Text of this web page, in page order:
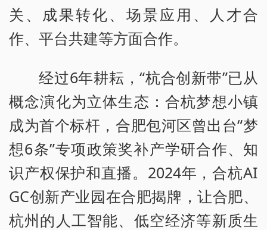
关、成果转化、场景应用、人才合
作、平台共建等方面合作。
经过6年耕耘，“杭合创新带”已从
概念演化为立体生态：合杭梦想小镇
成为首个标杆，合肥包河区曾出台“梦
想6条”专项政策奖补产学研合作、知
识产权保护和直播。2024年，合杭AI
GC创新产业园在合肥揭牌，让合肥、
杭州的人工智能、低空经济等新质生